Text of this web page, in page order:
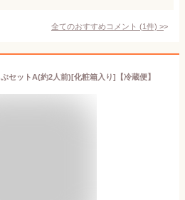
全てのおすすめコメント (1件) >
セットA(約2人前)[化粧箱入り]【冷蔵便】